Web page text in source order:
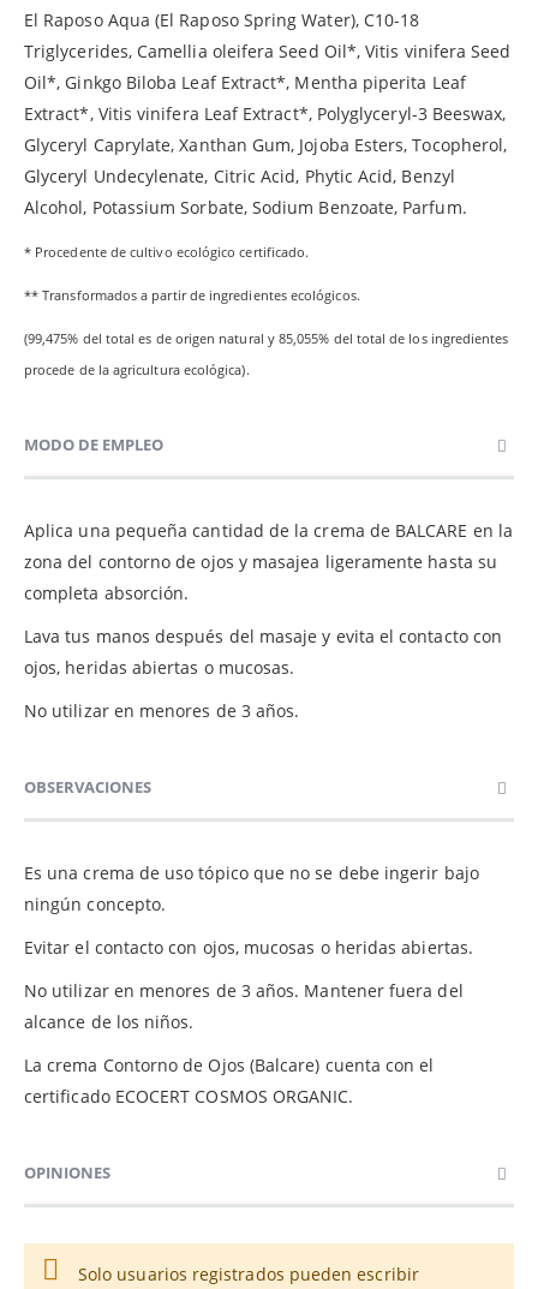
El Raposo Aqua (El Raposo Spring Water), C10-18
Triglycerides, Camellia oleifera Seed Oil*, Vitis vinifera Seed
Oil*, Ginkgo Biloba Leaf Extract*, Mentha piperita Leaf
Extract*, Vitis vinifera Leaf Extract*, Polyglyceryl-3 Beeswax,
Glyceryl Caprylate, Xanthan Gum, Jojoba Esters, Tocopherol,
Glyceryl Undecylenate, Citric Acid, Phytic Acid, Benzyl
Alcohol, Potassium Sorbate, Sodium Benzoate, Parfum.
* Procedente de cultivo ecológico certificado.
** Transformados a partir de ingredientes ecológicos.
(99,475% del total es de origen natural y 85,055% del total de los ingredientes
procede de la agricultura ecológica).
MODO DE EMPLEO
Aplica una pequeña cantidad de la crema de BALCARE en la
zona del contorno de ojos y masajea ligeramente hasta su
completa absorción.
Lava tus manos después del masaje y evita el contacto con
ojos, heridas abiertas o mucosas.
No utilizar en menores de 3 años.
OBSERVACIONES
Es una crema de uso tópico que no se debe ingerir bajo
ningún concepto.
Evitar el contacto con ojos, mucosas o heridas abiertas.
No utilizar en menores de 3 años. Mantener fuera del
alcance de los niños.
La crema Contorno de Ojos (Balcare) cuenta con el
certificado ECOCERT COSMOS ORGANIC.
OPINIONES
Solo usuarios registrados pueden escribir